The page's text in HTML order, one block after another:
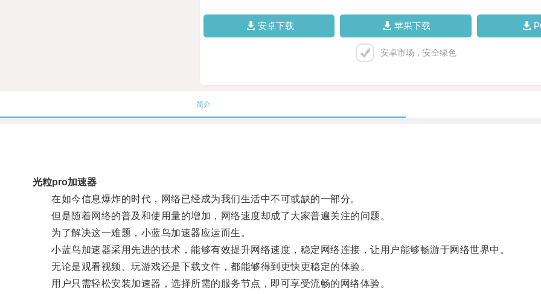
安卓下载 苹果下载
安卓市场，安全绿色
简介
光粒pro加速器
在如今信息爆炸的时代，网络已经成为我们生活中不可或缺的一部分。
但是随着网络的普及和使用量的增加，网络速度却成了大家普遍关注的问题。
为了解决这一难题，小蓝鸟加速器应运而生。
小蓝鸟加速器采用先进的技术，能够有效提升网络速度，稳定网络连接，让用户能够畅游于网络世界中。
无论是观看视频、玩游戏还是下载文件，都能够得到更快更稳定的体验。
用户只需轻松安装加速器，选择所需的服务节点，即可享受流畅的网络体验。